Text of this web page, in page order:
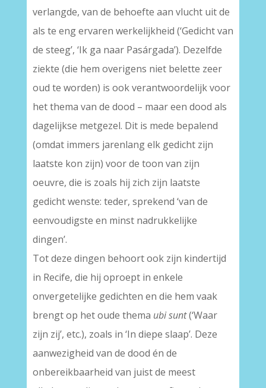
verlangde, van de behoefte aan vlucht uit de
als te eng ervaren werkelijkheid (‘Gedicht van
de steeg’, ‘Ik ga naar Pasárgada’). Dezelfde
ziekte (die hem overigens niet belette zeer
oud te worden) is ook verantwoordelijk voor
het thema van de dood – maar een dood als
dagelijkse metgezel. Dit is mede bepalend
(omdat immers jarenlang elk gedicht zijn
laatste kon zijn) voor de toon van zijn
oeuvre, die is zoals hij zich zijn laatste
gedicht wenste: teder, sprekend ‘van de
eenvoudigste en minst nadrukkelijke
dingen’.
Tot deze dingen behoort ook zijn kindertijd
in Recife, die hij oproept in enkele
onvergetelijke gedichten en die hem vaak
brengt op het oude thema ubi sunt(‘Waar
zijn zij’, etc.), zoals in ‘In diepe slaap’. Deze
aanwezigheid van de dood én de
onbereikbaarheid van juist de meest